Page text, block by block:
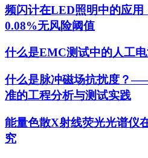
频闪计在LED照明中的应用
0.08%无风险阈值
什么是EMC测试中的人工电
什么是脉冲磁场抗扰度？
准的工程分析与测试实践
能量色散X射线荧光光谱仪
究